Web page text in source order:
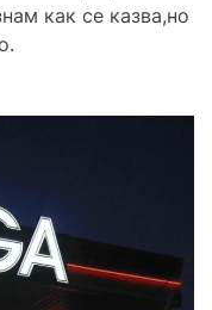
как се казва,но